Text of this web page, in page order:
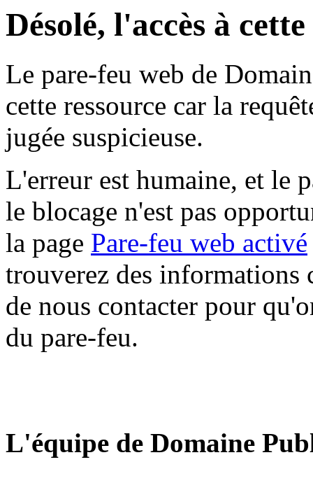
Désolé, l'accès à
Le pare-feu web de
cette ressource car la
jugée suspicieuse.
L'erreur est humaine, et le
le blocage n'est pas
la page Pare-feu web activé
trouverez des informations
de nous contacter pour
du pare-feu.
L'équipe de Domaine